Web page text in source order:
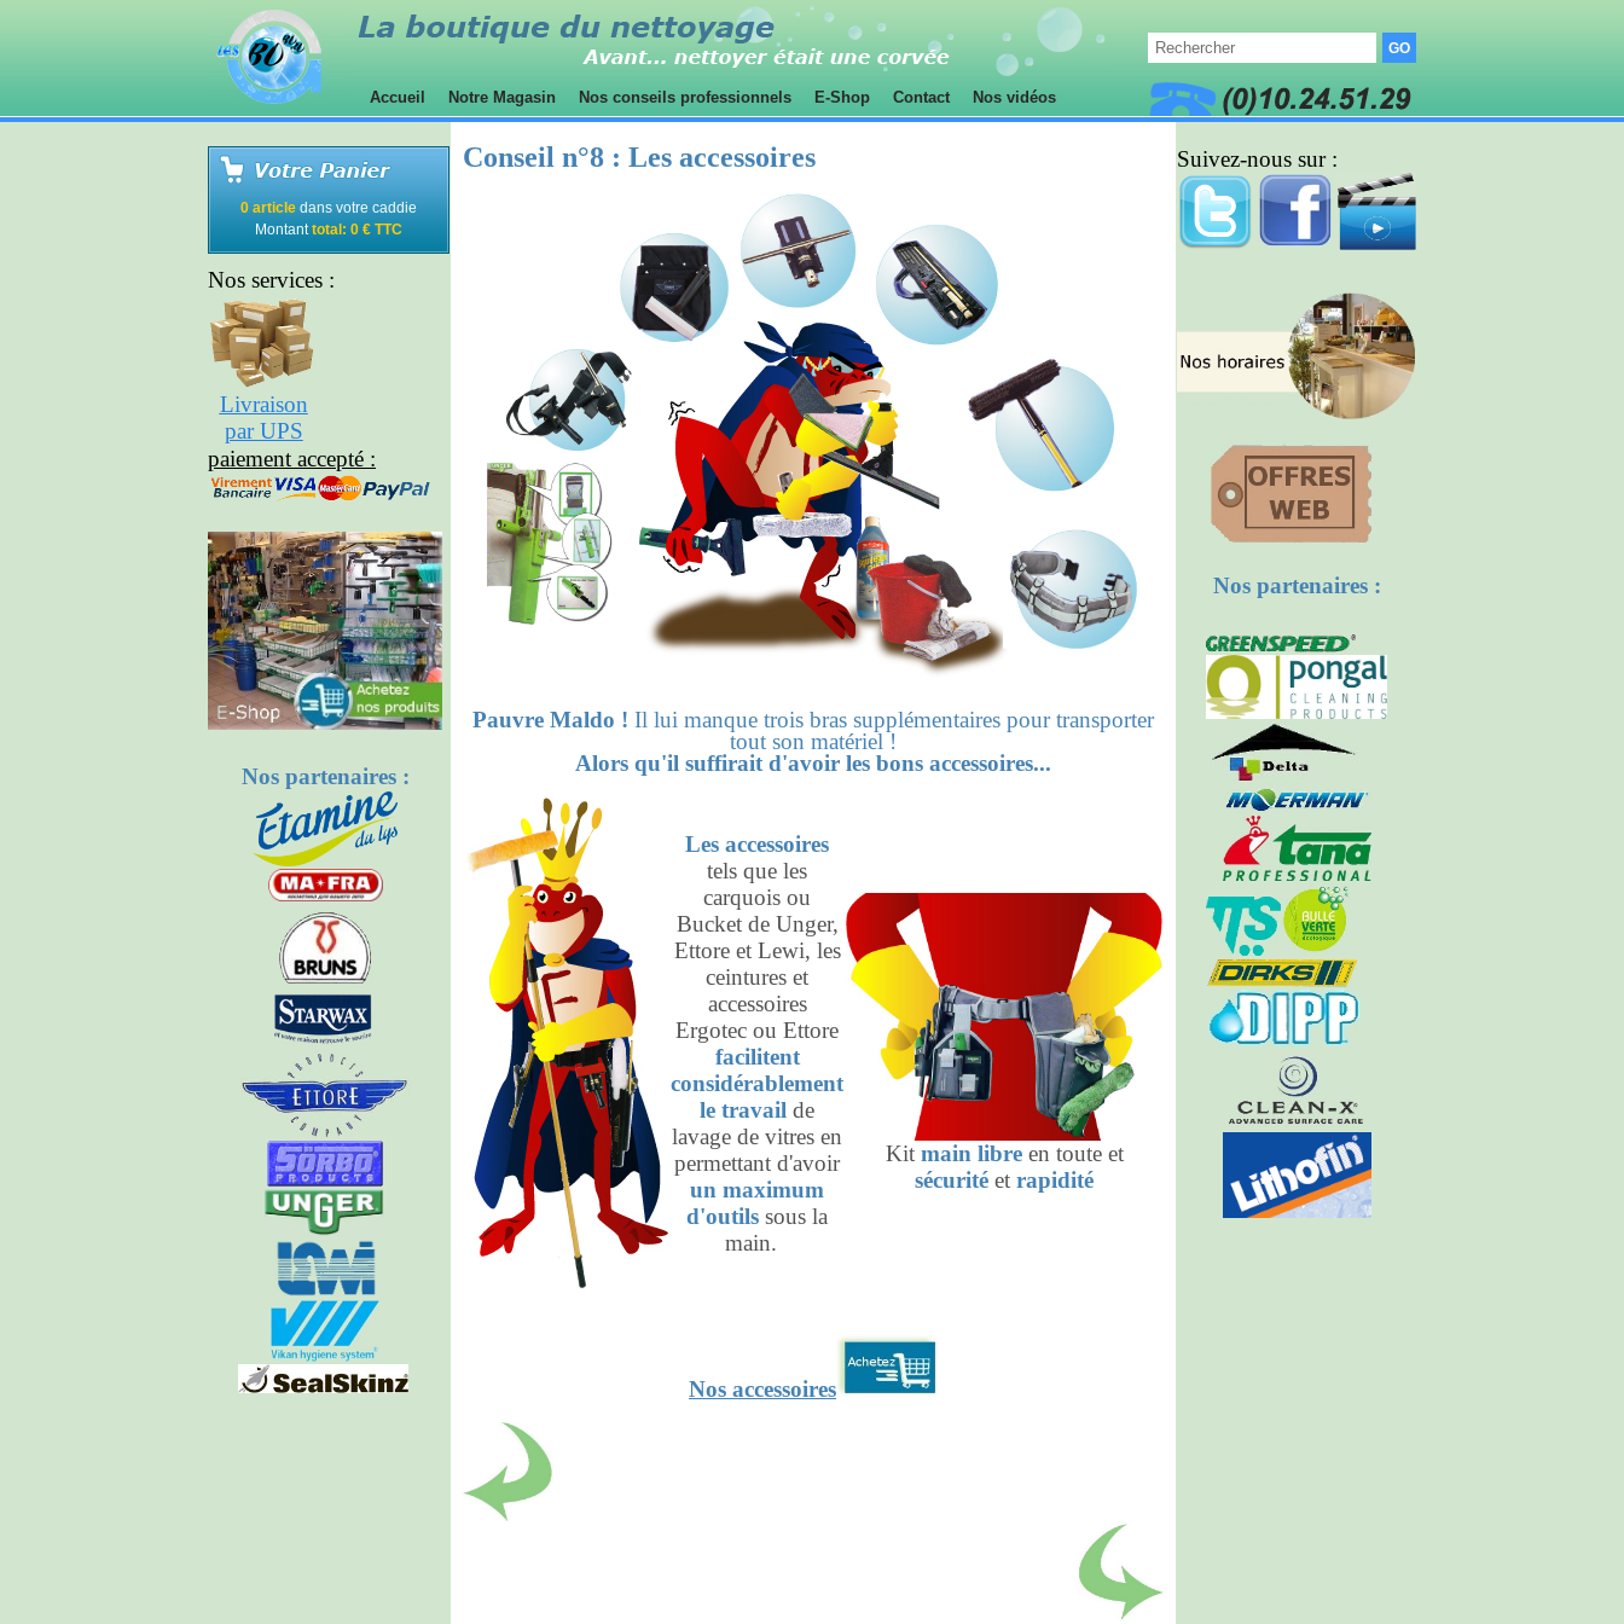
Accueil Notre Magasin Nos conseils professionnels E-Shop Contact Nos vidéos
0 article dans votre caddie
Montanttotal: 0 € TTC
Nos services :
Livraison
par UPS
paiement accepté :
Nos partenaires :
Conseil n°8 : Les accessoires
Pauvre Maldo ! Il lui manque trois bras supplémentaires pour transporter
tout son matériel !
Alors qu'il suffirait d'avoir les bons accessoires...
Les accessoires
tels que les
carquois ou
Bucket de Unger,
Ettore et Lewi, les
ceintures et
accessoires
Ergotec ou Ettore
facilitent
considérablement
le travail de
lavage de vitres en
permettant d'avoir
un maximum
d'outils sous la
main.
Kit main libre en toute et
sécurité et rapidité
Nos accessoires
Suivez-nous sur :
Nos partenaires :